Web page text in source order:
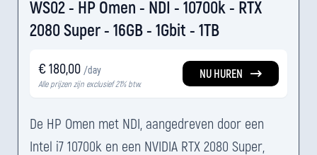
WS02 - HP Omen - NDI - 10700k - RTX
2080 Super - 16GB - 1Gbit - 1TB
€ 180,00 /day
Alle prijzen zijn exclusief 21% btw.
NU HUREN
De HP Omen met NDI, aangedreven door een
Intel i7 10700k en een NVIDIA RTX 2080 Super,